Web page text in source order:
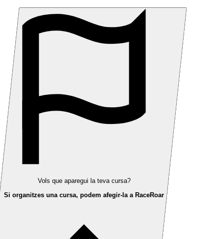
Vols que aparegui la teva cursa?
Si organitzes una cursa, podem afegir-la a RaceRoar